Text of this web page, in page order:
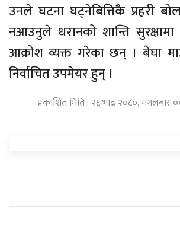
उनले घटना घट्नेबित्तिकै प्रहरी
नआउनुले धरानको शान्ति सुरक्षामा
आक्रोश व्यक्त गरेका छन् । बेघा
निर्वाचित उपमेयर हुन् ।
प्रकाशित मिति : २६ भाद्र २०८०,